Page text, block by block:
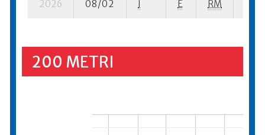
2026 08/02 I E RM
200 METRI